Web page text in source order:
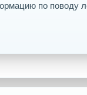
по поводу